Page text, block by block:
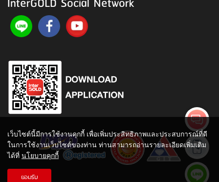
เว็บไซต์นี้มีการใช้งานคุกกี้ เพื่อเพิ่มประสิทธิภาพและประสบการณ์ที่ดี
ในการใช้งานเว็บไซต์ของท่าน ท่านสามารถอ่านรายละเอียดเพิ่มเติม
ได้ที่ นโยบายคุกกี้
ยอมรับ